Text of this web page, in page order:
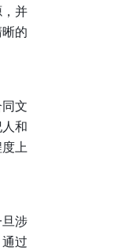
并
的
文
和
上
涉
过